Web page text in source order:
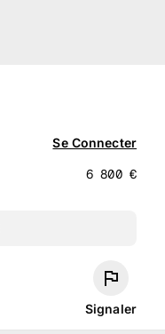
Se Connecter
6 800 €
Signaler